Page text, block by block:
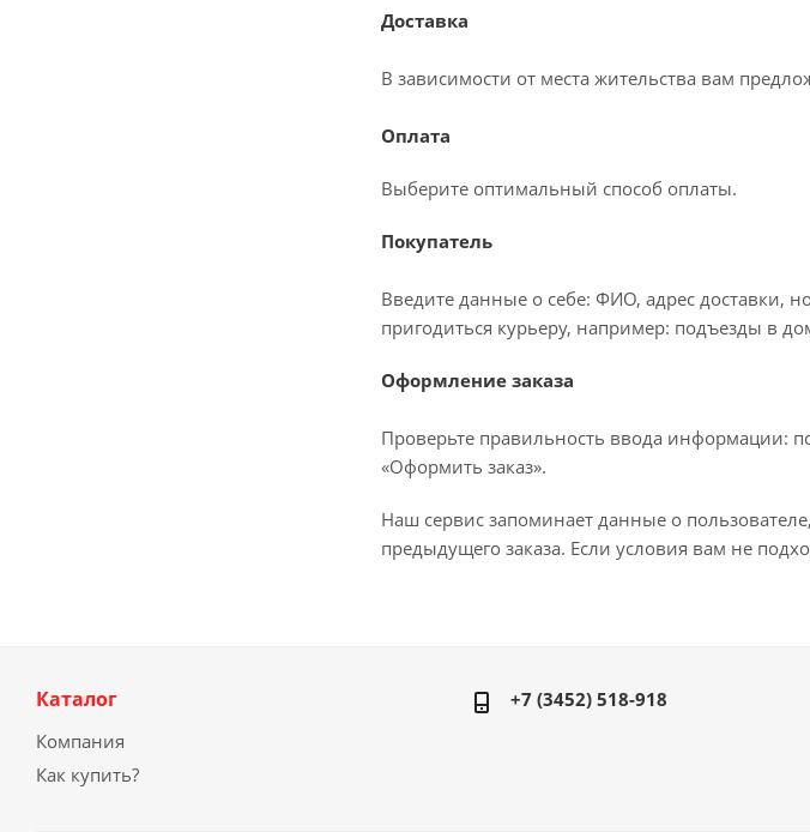
Доставка
В зависимости от места жительства вам
Оплата
Выберите оптимальный способ оплаты.
Покупатель
Введите данные о себе: ФИО, адрес доставки,
пригодиться курьеру, например: подъезды в
Оформление заказа
Проверьте правильность ввода информации:
«Оформить заказ».
Наш сервис запоминает данные о
предыдущего заказа. Если условия вам не
Каталог
Компания
Как купить?
+7 (3452) 518-918